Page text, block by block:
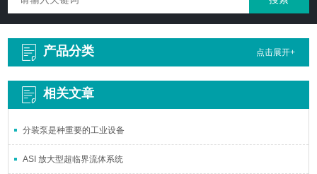
产品分类 点击展开+
相关文章
分装泵是种重要的工业设备
ASI 放大型超临界流体系统